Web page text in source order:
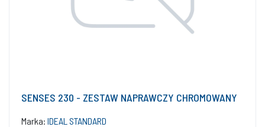
SENSES 230 - ZESTAW NAPRAWCZY CHROMOWANY
Marka: IDEAL STANDARD